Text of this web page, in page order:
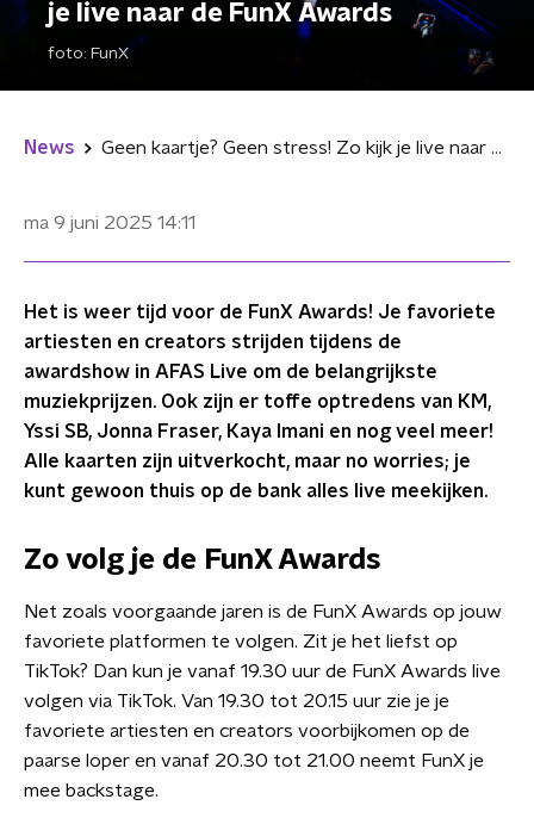
je live naar de FunX Awards
foto: FunX
News Geen kaartje? Geen stress! Zo kijk je live naar de FunX Awards
ma 9 juni 2025 14:11
Het is weer tijd voor de FunX Awards! Je favoriete
artiesten en creators strijden tijdens de
awardshow in AFAS Live om de belangrijkste
muziekprijzen. Ook zijn er toffe optredens van KM,
Yssi SB, Jonna Fraser, Kaya Imani en nog veel meer!
Alle kaarten zijn uitverkocht, maar no worries; je
kunt gewoon thuis op de bank alles live meekijken.
Zo volg je de FunX Awards
Net zoals voorgaande jaren is de FunX Awards op jouw
favoriete platformen te volgen. Zit je het liefst op
TikTok? Dan kun je vanaf 19.30 uur de FunX Awards live
volgen via TikTok. Van 19.30 tot 20.15 uur zie je je
favoriete artiesten en creators voorbijkomen op de
paarse loper en vanaf 20.30 tot 21.00 neemt FunX je
mee backstage.